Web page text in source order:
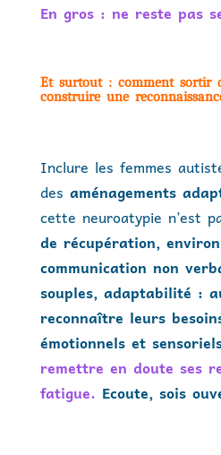
En gros : ne reste pas
Et surtout : comment sortir
construire une
Inclure les femmes
des aménagements
cette neuroatypie n’est
de récupération,
communication non
souples, adaptabilité :
reconnaître leurs
émotionnels et
remettre en doute ses
fatigue. Ecoute, sois